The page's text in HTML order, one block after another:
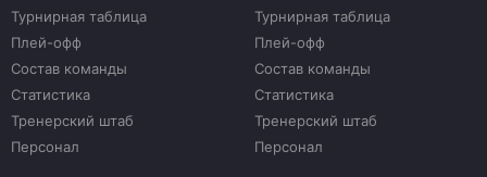
Турнирная таблица
Плей-офф
Состав команды
Статистика
Тренерский штаб
Персонал
Турнирная таблица
Плей-офф
Состав команды
Статистика
Тренерский штаб
Персонал